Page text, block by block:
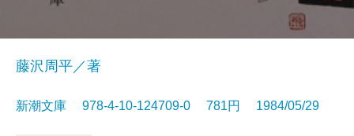
藤沢周平／著
新潮文庫 978-4-10-124709-0 781円 1984/05/29